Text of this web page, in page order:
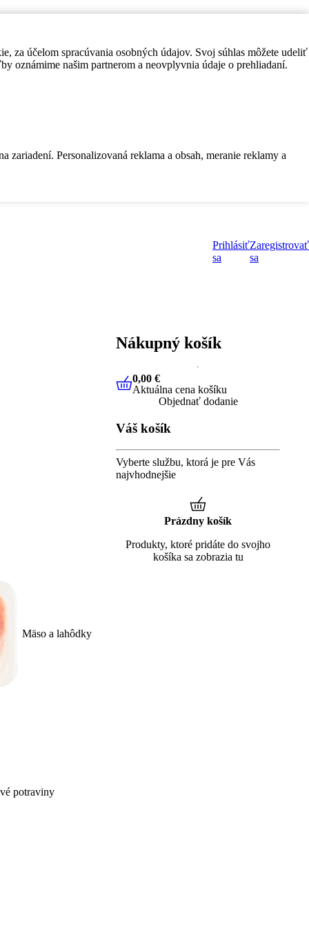
za účelom spracúvania osobných údajov. Svoj súhlas môžete udeliť
oznámime našim partnerom a neovplyvnia údaje o prehliadaní.
Personalizovaná reklama a obsah, meranie reklamy a
Prihlásiť
sa
Zaregistrovať
sa
Mäso a lahôdky
potraviny
Nákupný košík
0,00 €Aktuálna cena košíku
0,00 €
Aktuálna cena košíku
Objednať dodanie
Váš košík
Vyberte službu, ktorá je pre Vás
najvhodnejšie
Prázdny košík
Produkty, ktoré pridáte do svojho
košíka sa zobrazia tu